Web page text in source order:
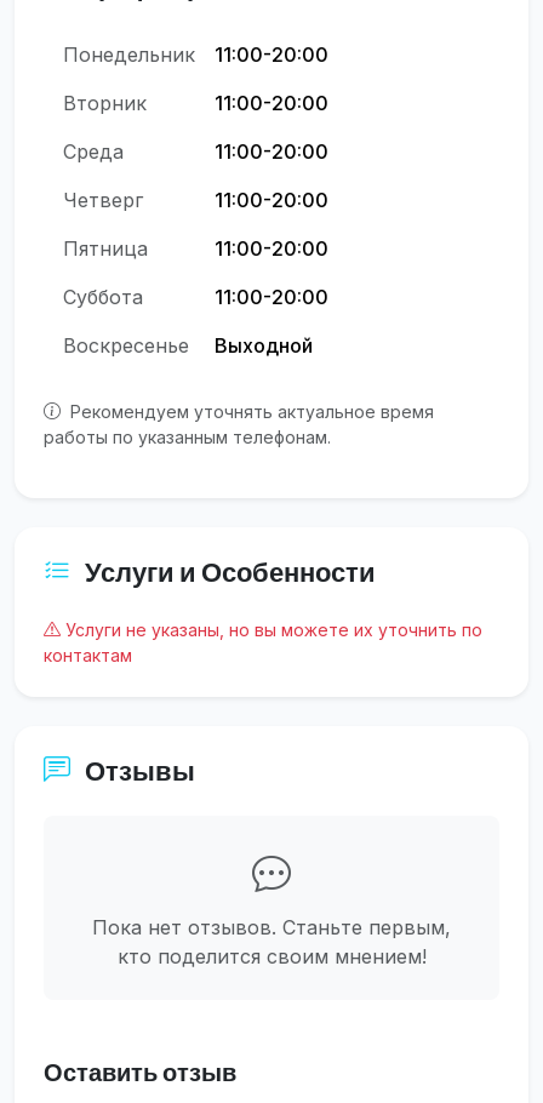
Понедельник
11:00-20:00
Вторник
11:00-20:00
Среда
11:00-20:00
Четверг
11:00-20:00
Пятница
11:00-20:00
Суббота
11:00-20:00
Воскресенье
Выходной
Рекомендуем уточнять актуальное время
работы по указанным телефонам.
Услуги и Особенности
Услуги не указаны, но вы можете их уточнить по
контактам
Отзывы
Пока нет отзывов. Станьте первым,
кто поделится своим мнением!
Оставить отзыв